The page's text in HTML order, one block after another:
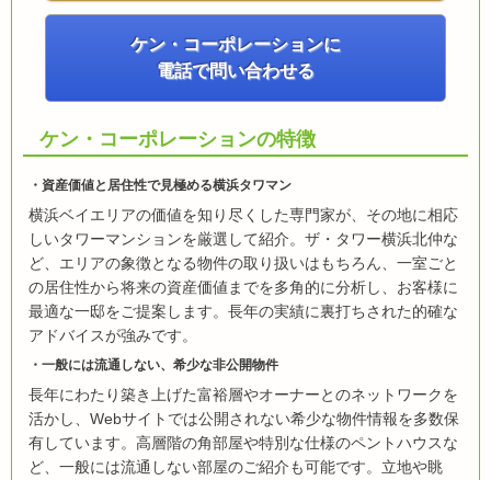
ケン・コーポレーションに
電話で問い合わせる
ケン・コーポレーションの特徴
資産価値と居住性で見極める横浜タワマン
横浜ベイエリアの価値を知り尽くした専門家が、その地に相応
しいタワーマンションを厳選して紹介。ザ・タワー横浜北仲な
ど、エリアの象徴となる物件の取り扱いはもちろん、一室ごと
の居住性から将来の資産価値までを多角的に分析し、お客様に
最適な一邸をご提案します。長年の実績に裏打ちされた的確な
アドバイスが強みです。
一般には流通しない、希少な非公開物件
長年にわたり築き上げた富裕層やオーナーとのネットワークを
活かし、Webサイトでは公開されない希少な物件情報を多数保
有しています。高層階の角部屋や特別な仕様のペントハウスな
ど、一般には流通しない部屋のご紹介も可能です。立地や眺